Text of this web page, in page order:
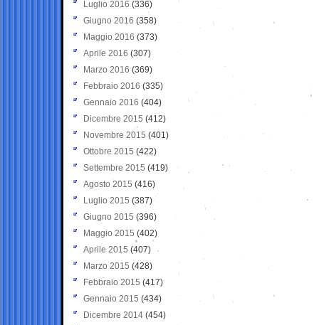
Luglio 2016 (336)
Giugno 2016 (358)
Maggio 2016 (373)
Aprile 2016 (307)
Marzo 2016 (369)
Febbraio 2016 (335)
Gennaio 2016 (404)
Dicembre 2015 (412)
Novembre 2015 (401)
Ottobre 2015 (422)
Settembre 2015 (419)
Agosto 2015 (416)
Luglio 2015 (387)
Giugno 2015 (396)
Maggio 2015 (402)
Aprile 2015 (407)
Marzo 2015 (428)
Febbraio 2015 (417)
Gennaio 2015 (434)
Dicembre 2014 (454)